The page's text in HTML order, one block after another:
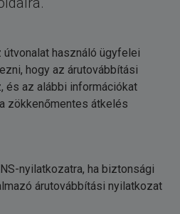
útvonalat használó ügyfelei
hogy az árutovábbítási
az alábbi információkat
zökkenőmentes átkelés
nyilatkozatra, ha biztonsági
árutovábbítási nyilatkozat